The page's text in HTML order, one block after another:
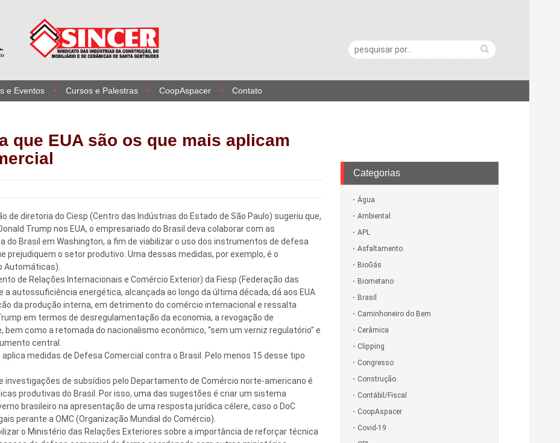
e Eventos Cursos e Palestras CoopAspacer Contato
Pesquisa:
que EUA são os que mais aplicam
diretoria do Ciesp (Centro das Indústrias do Estado de São Paulo) sugeriu que,
Trump nos EUA, o empresariado do Brasil deva colaborar com as
do Brasil em Washington, a fim de viabilizar o uso dos instrumentos de defesa
o setor produtivo. Uma dessas medidas, por exemplo, é o
Automáticas).
de Relações Internacionais e Comércio Exterior) da Fiesp (Federação das
a autossuficiência energética, alcançada ao longo da última década, dá aos EUA
da produção interna, em detrimento do comércio internacional e ressalta
em termos de desregulamentação da economia, a revogação de
como a retomada do nacionalismo econômico, “sem um verniz regulatório” e
central.
medidas de Defesa Comercial contra o Brasil. Pelo menos 15 desse tipo
investigações de subsídios pelo Departamento de Comércio norte-americano é
produtivas do Brasil. Por isso, uma das sugestões é criar um sistema
brasileiro na apresentação de uma resposta jurídica célere, caso o DoC
perante a OMC (Organização Mundial do Comércio).
o Ministério das Relações Exteriores sobre a importância de reforçar técnica
Categorias
Água
Ambiental
APL
Asfaltamento
BioGás
Biometano
Brasil
Caminhoneiro do Bem
Cerâmica
Clipping
Congresso
Construção
Contábil/Fiscal
CoopAspacer
Covid-19